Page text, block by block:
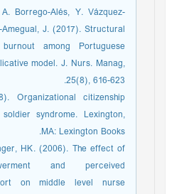
A. Borrego-Alés, Y. Vázquez-
J. (2017). Structural
among Portuguese
model. J. Nurs. Manag,
25(8), 616-623.
Organizational citizenship
syndrome. Lexington,
MA: Lexington Books.
HK. (2006). The effect of
and perceived
on middle level nurse